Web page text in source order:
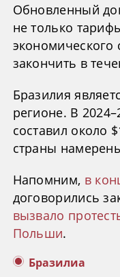
Обновленный
не только
экономического
закончить в
Бразилия
регионе. В
составил около
страны
Напомним, в
договорились
вызвало
Польши.
Бразилиа